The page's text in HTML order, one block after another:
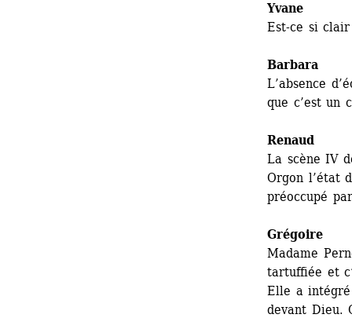
Yvane
Est-ce si
Barbara
L’absence
que c’est un
Renaud
La scène IV
Orgon l’état
préoccupé
Grégoire
Madame
tartuffiée et
Elle a
devant Dieu.